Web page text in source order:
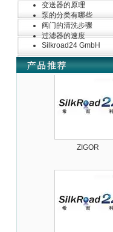
变送器的原理
泵的分类有哪些
阀门的清洗步骤
过滤器的速度
Silkroad24 GmbH
德国HBM
ZIGOR